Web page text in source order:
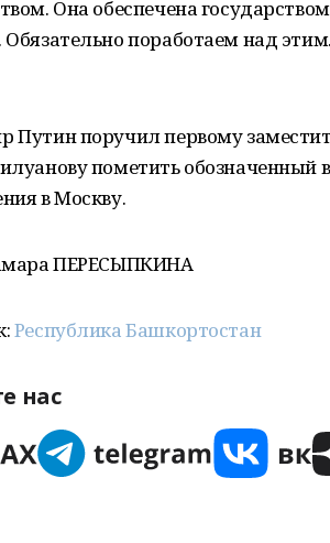
Она обеспечена
поработаем над этим.
Путин поручил первому
пометить обозначенный
в Москву.
ПЕРЕСЫПКИНА
Республика Башкортостан
нас